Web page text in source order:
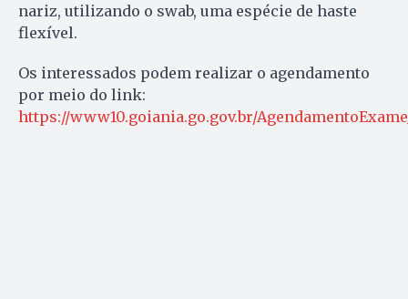
nariz, utilizando o swab, uma espécie de haste
flexível.
Os interessados podem realizar o agendamento
por meio do link:
https://www10.goiania.go.gov.br/